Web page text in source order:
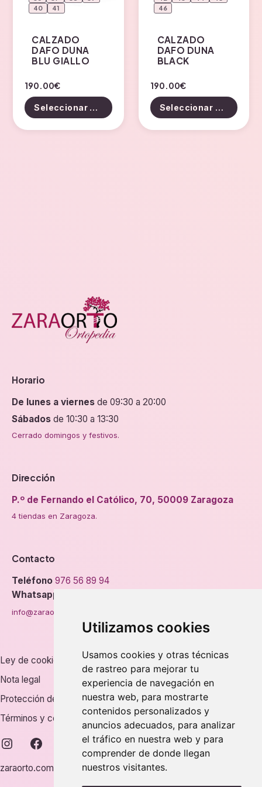
Utilizamos cookies
Usamos cookies y otras técnicas
de rastreo para mejorar tu
experiencia de navegación en
nuestra web, para mostrarte
contenidos personalizados y
anuncios adecuados, para analizar
el tráfico en nuestra web y para
comprender de donde llegan
nuestros visitantes.
página
producto
40
41
CALZADO
DAFO DUNA
BLU GIALLO
190.00€
Seleccionar opciones
Este
producto
tiene
múltiples
46
CALZADO
DAFO DUNA
BLACK
190.00€
Seleccionar opciones
Este
producto
tiene
múltiples
Horario
De lunes a viernes de 09:30 a 20:00
Sábados de 10:30 a 13:30
Cerrado domingos y festivos.
Dirección
P.º de Fernando el Católico, 70, 50009 Zaragoza
4 tiendas en Zaragoza.
Contacto
Teléfono 976 56 89 94
Whatsapp
info@zaraorto.com
zaraorto.com © 2026.
Ley de cookies
Nota legal
Protección de datos
Términos y condiciones
instagramfacebook